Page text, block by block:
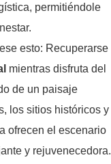
permitiéndole
esto: Recuperarse
mientras disfruta del
de un paisaje
los sitios históricos y
ofrecen el escenario
y rejuvenecedora.